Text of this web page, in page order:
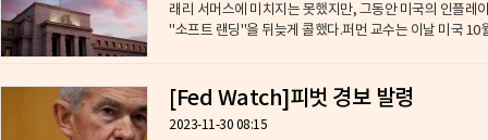
래리 서머스에 미치지는 못했지만, 그동안 미국의 인플레
"소프트 랜딩"을 뒤늦게 콜했다.퍼먼 교수는 이날 미국 10
[Fed Watch]피벗 경보 발령
2023-11-30 08:15